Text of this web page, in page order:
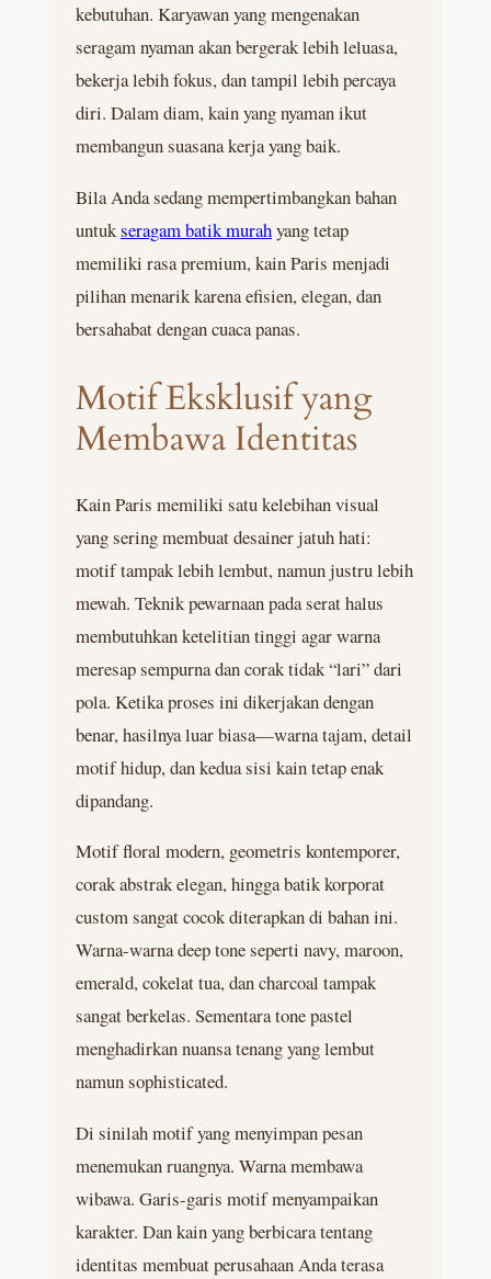
kebutuhan. Karyawan yang mengenakan
seragam nyaman akan bergerak lebih leluasa,
bekerja lebih fokus, dan tampil lebih percaya
diri. Dalam diam, kain yang nyaman ikut
membangun suasana kerja yang baik.
Bila Anda sedang mempertimbangkan bahan
untukseragam batik murahyang tetap
memiliki rasa premium, kain Paris menjadi
pilihan menarik karena efisien, elegan, dan
bersahabat dengan cuaca panas.
Motif Eksklusif yang
Membawa Identitas
Kain Paris memiliki satu kelebihan visual
yang sering membuat desainer jatuh hati:
motif tampak lebih lembut, namun justru lebih
mewah. Teknik pewarnaan pada serat halus
membutuhkan ketelitian tinggi agar warna
meresap sempurna dan corak tidak “lari” dari
pola. Ketika proses ini dikerjakan dengan
benar, hasilnya luar biasa—warna tajam, detail
motif hidup, dan kedua sisi kain tetap enak
dipandang.
Motif floral modern, geometris kontemporer,
corak abstrak elegan, hingga batik korporat
custom sangat cocok diterapkan di bahan ini.
Warna-warna deep tone seperti navy, maroon,
emerald, cokelat tua, dan charcoal tampak
sangat berkelas. Sementara tone pastel
menghadirkan nuansa tenang yang lembut
namun sophisticated.
Di sinilah motif yang menyimpan pesan
menemukan ruangnya. Warna membawa
wibawa. Garis-garis motif menyampaikan
karakter. Dan kain yang berbicara tentang
identitas membuat perusahaan Anda terasa